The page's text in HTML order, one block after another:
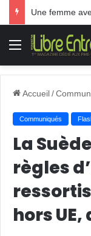
Menu
Accueil/
Communiqués
La
règles
hors